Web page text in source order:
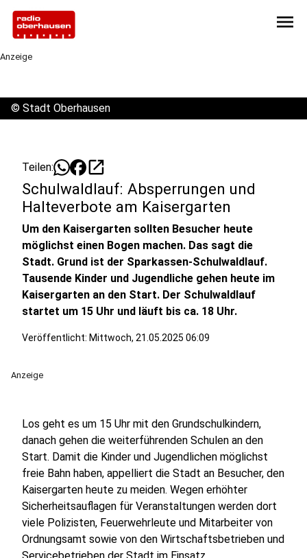
menu
Anzeige
© Stadt Oberhausen
Teilen: open_in_new
Schulwaldlauf: Absperrungen und
Halteverbote am Kaisergarten
Um den Kaisergarten sollten Besucher heute
möglichst einen Bogen machen. Das sagt die
Stadt. Grund ist der Sparkassen-Schulwaldlauf.
Tausende Kinder und Jugendliche gehen heute im
Kaisergarten an den Start. Der Schulwaldlauf
startet um 15 Uhr und läuft bis ca. 18 Uhr.
Veröffentlicht: Mittwoch, 21.05.2025 06:09
Anzeige
Los geht es um 15 Uhr mit den Grundschulkindern,
danach gehen die weiterführenden Schulen an den
Start. Damit die Kinder und Jugendlichen möglichst
freie Bahn haben, appelliert die Stadt an Besucher, den
Kaisergarten heute zu meiden. Wegen erhöhter
Sicherheitsauflagen für Veranstaltungen werden dort
viele Polizisten, Feuerwehrleute und Mitarbeiter von
Ordnungsamt sowie von den Wirtschaftsbetrieben und